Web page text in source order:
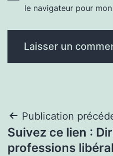
le navigateur pour
Navigation
de
Publication
Suivez ce lien :
professions